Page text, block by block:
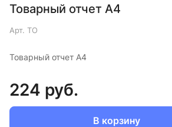
Товарный отчет А4
Арт. ТО
Товарный отчет А4
224 руб.
В корзину